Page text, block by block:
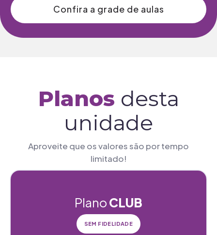
Confira a grade de aulas
Planos desta
unidade
Aproveite que os valores são por tempo
limitado!
PlanoCLUB
SEM FIDELIDADE